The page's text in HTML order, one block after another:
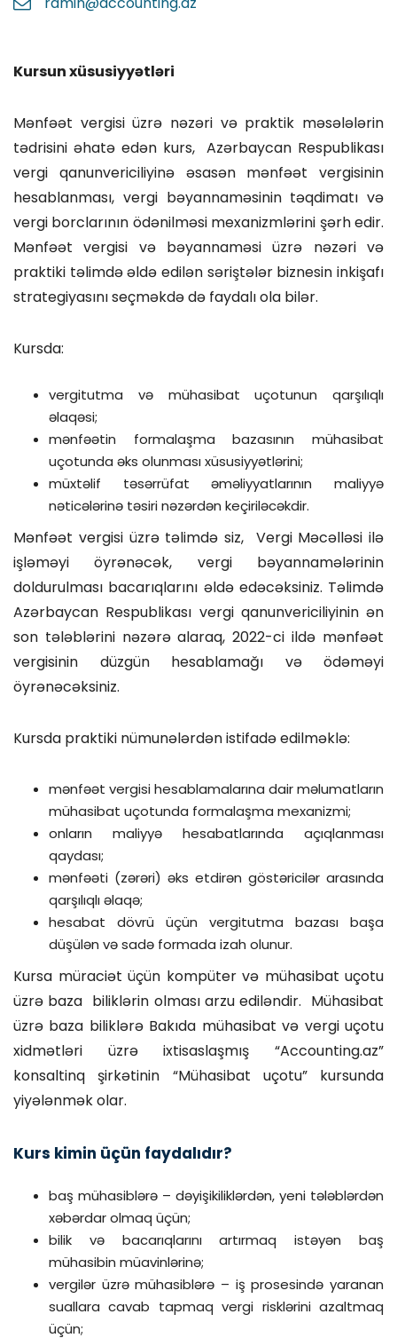
Kursun xüsusiyyətləri
Mənfəət vergisi üzrə nəzəri və praktik məsələlərin
tədrisini əhatə edən kurs, Azərbaycan Respublikası
vergi qanunvericiliyinə əsasən mənfəət vergisinin
hesablanması, vergi bəyannaməsinin təqdimatı və
vergi borclarının ödənilməsi mexanizmlərini şərh edir.
Mənfəət vergisi və bəyannaməsi üzrə nəzəri və
praktiki təlimdə əldə edilən səriştələr biznesin inkişafı
strategiyasını seçməkdə də faydalı ola bilər.
Kursda:
vergitutma və mühasibat uçotunun qarşılıqlı
əlaqəsi;
mənfəətin formalaşma bazasının mühasibat
uçotunda əks olunması xüsusiyyətlərini;
müxtəlif təsərrüfat əməliyyatlarının maliyyə
nəticələrinə təsiri nəzərdən keçiriləcəkdir.
Mənfəət vergisi üzrə təlimdə siz, Vergi Məcəlləsi ilə
işləməyi öyrənəcək, vergi bəyannamələrinin
doldurulması bacarıqlarını əldə edəcəksiniz. Təlimdə
Azərbaycan Respublikası vergi qanunvericiliyinin ən
son tələblərini nəzərə alaraq, 2022-ci ildə mənfəət
vergisinin düzgün hesablamağı və ödəməyi
öyrənəcəksiniz.
Kursda praktiki nümunələrdən istifadə edilməklə:
mənfəət vergisi hesablamalarına dair məlumatların
mühasibat uçotunda formalaşma mexanizmi;
onların maliyyə hesabatlarında açıqlanması
qaydası;
mənfəəti (zərəri) əks etdirən göstəricilər arasında
qarşılıqlı əlaqə;
hesabat dövrü üçün vergitutma bazası başa
düşülən və sadə formada izah olunur.
Kursa müraciət üçün kompüter və mühasibat uçotu
üzrə baza biliklərin olması arzu ediləndir. Mühasibat
üzrə baza biliklərə Bakıda mühasibat və vergi uçotu
xidmətləri üzrə ixtisaslaşmış “Accounting.az”
konsaltinq şirkətinin “Mühasibat uçotu” kursunda
yiyələnmək olar.
Kurs kimin üçün faydalıdır?
baş mühasiblərə – dəyişikiliklərdən, yeni tələblərdən
xəbərdar olmaq üçün;
bilik və bacarıqlarını artırmaq istəyən baş
mühasibin müavinlərinə;
vergilər üzrə mühasiblərə – iş prosesində yaranan
suallara cavab tapmaq vergi risklərini azaltmaq
üçün;